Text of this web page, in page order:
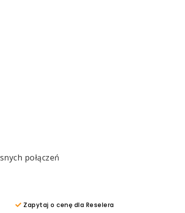
połączeń
Zapytaj o cenę dla Reselera